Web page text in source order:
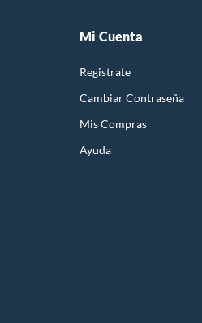
Enchufe triple
Interruptores
Caja chuqui
Remarcador de luz
Soquetes y portalámparas
Canaleta eléctrica
Mi Cuenta
Registrate
Cambiar Contraseña
Mis Compras
Ayuda